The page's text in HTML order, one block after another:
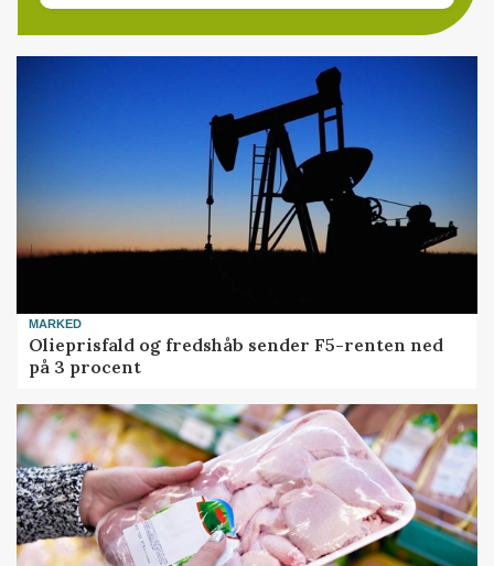
MARKED
Olieprisfald og fredshåb sender F5-renten ned
på 3 procent